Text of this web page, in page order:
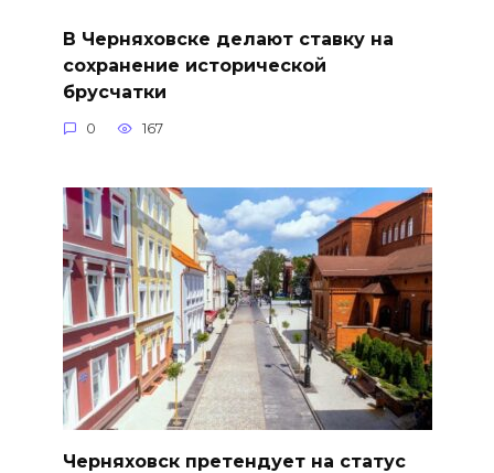
В Черняховске делают ставку на
сохранение исторической
брусчатки
0 167
Черняховск претендует на статус